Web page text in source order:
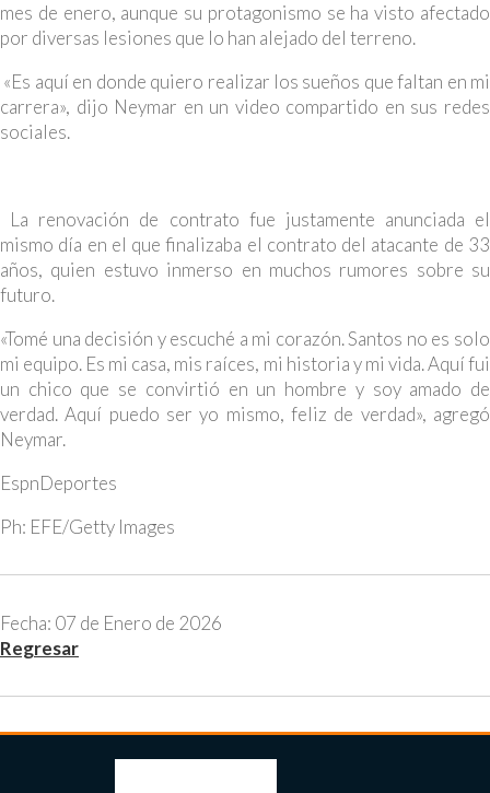
mes de enero, aunque su protagonismo se ha visto afectado
por diversas lesiones que lo han alejado del terreno.
«Es aquí en donde quiero realizar los sueños que faltan en mi
carrera», dijo Neymar en un video compartido en sus redes
sociales.
La renovación de contrato fue justamente anunciada el
mismo día en el que finalizaba el contrato del atacante de 33
años, quien estuvo inmerso en muchos rumores sobre su
futuro.
«Tomé una decisión y escuché a mi corazón. Santos no es solo
mi equipo. Es mi casa, mis raíces, mi historia y mi vida. Aquí fui
un chico que se convirtió en un hombre y soy amado de
verdad. Aquí puedo ser yo mismo, feliz de verdad», agregó
Neymar.
EspnDeportes
Ph: EFE/Getty Images
Fecha: 07 de Enero de 2026
Regresar